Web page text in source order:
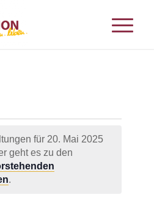
für 20. Mai 2025
geht es zu den
.